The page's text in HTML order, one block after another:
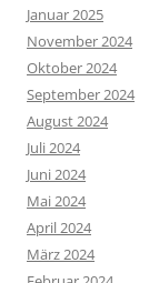
Januar 2025
November 2024
Oktober 2024
September 2024
August 2024
Juli 2024
Juni 2024
Mai 2024
April 2024
März 2024